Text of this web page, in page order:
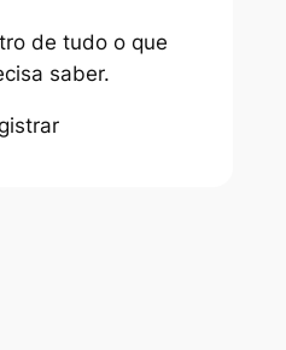
de tudo o que
saber.